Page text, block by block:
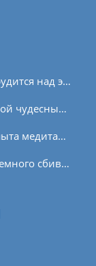
Ом! Благодарю Андрея, всех, кто трудится над этим проектом, а также участников курса за совместную практику! В таком курсе я участвовала впервые, и поэтому ожиданий не было. Но...
Екатерина, большое спасибо за такой чудесный курс. Я раньше никогда не занималась дыхательными практиками длительное время. Иногда во время практик хатха йоги преподаватель...
Данный курс прохожу впервые. Опыта медитаций ранее не было. Хатха-йогой целенаправленно и осознанно занимаюсь тоже совсем недавно (в разное время были попытки приобщиться, но все...
Хотя во время практики все-таки немного сбивалось дыхание, визуализация не была слишком чёткой, подробной и «красочной» и как-то сразу переходила в ощущение светящегося...